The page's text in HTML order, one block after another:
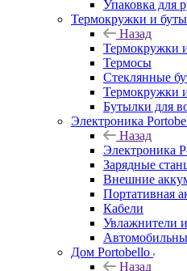
Упаковка для
Термокружки и
Назад
Термокружки
Термосы
Стеклянные
Термокружки
Бутылки для
Электроника
Назад
Электроника
Зарядные
Внешние
Портативная
Кабели
Увлажнители
Дом Portobello
Назад